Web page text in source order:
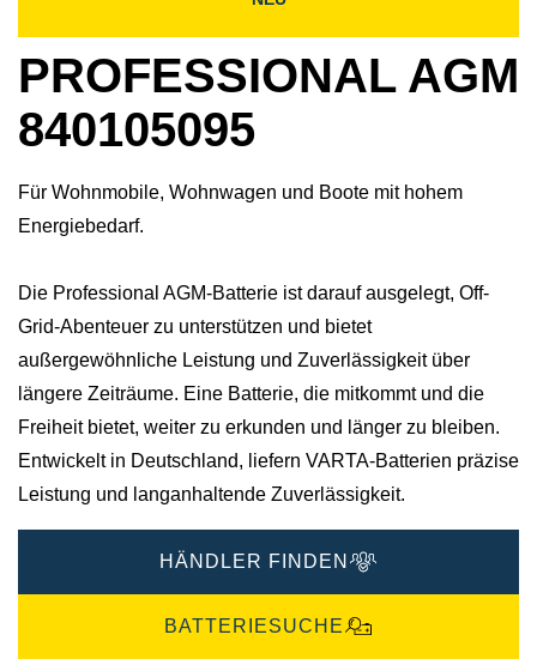
PROFESSIONAL AGM
840105095
Für Wohnmobile, Wohnwagen und Boote mit hohem
Energiebedarf.
Die Professional AGM-Batterie ist darauf ausgelegt, Off-
Grid-Abenteuer zu unterstützen und bietet
außergewöhnliche Leistung und Zuverlässigkeit über
längere Zeiträume. Eine Batterie, die mitkommt und die
Freiheit bietet, weiter zu erkunden und länger zu bleiben.​
Entwickelt in Deutschland, liefern VARTA-Batterien präzise
Leistung und langanhaltende Zuverlässigkeit.​
HÄNDLER FINDEN
BATTERIESUCHE